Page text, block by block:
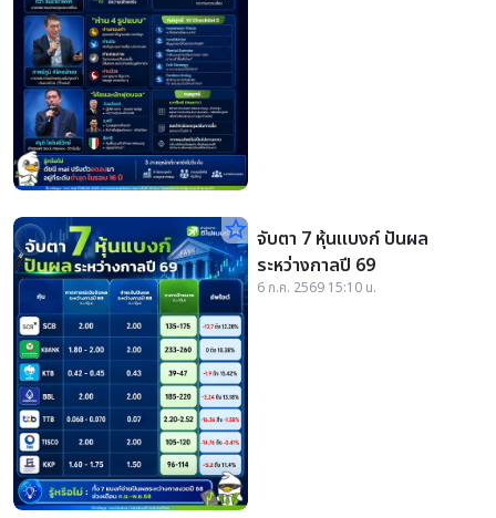
star_border จับตา 7 หุ้นแบงก์ ปันผล
ระหว่างกาลปี 69
6 ก.ค. 2569 15:10 น.